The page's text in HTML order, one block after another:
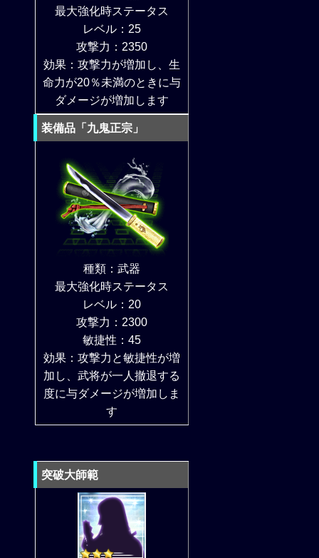
最大強化時ステータス
レベル：25
攻撃力：2350
効果：攻撃力が増加し、生
命力が20％未満のときに与
ダメージが増加します
装備品「九鬼正宗」
種類：武器
最大強化時ステータス
レベル：20
攻撃力：2300
敏捷性：45
効果：攻撃力と敏捷性が増
加し、武将が一人撤退する
度に与ダメージが増加しま
す
突破大師範